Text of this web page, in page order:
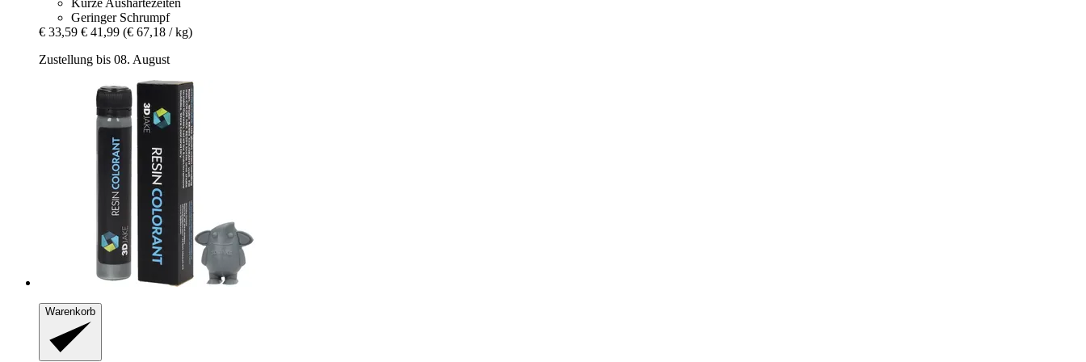
Geringer Schrumpf
€ 33,59 € 41,99 (€ 67,18 / kg)
Zustellung bis 08. August
Warenkorb